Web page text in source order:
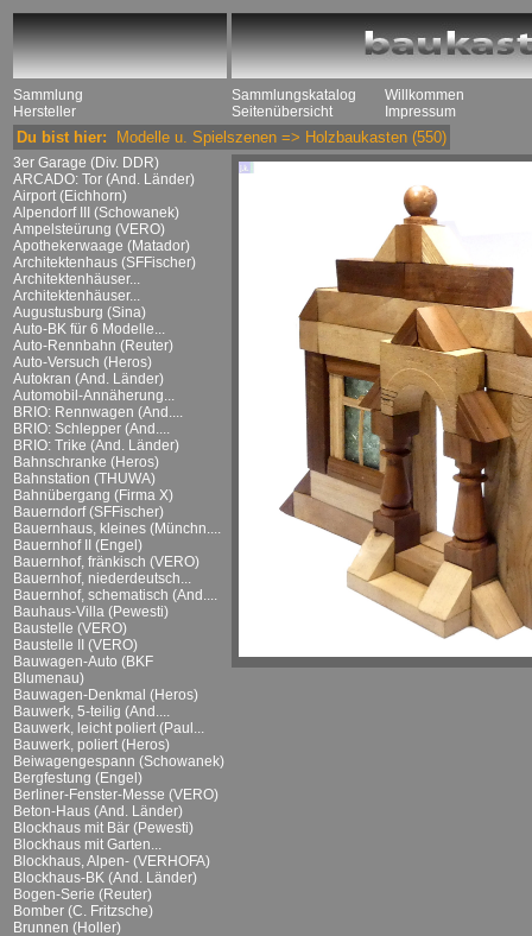
Sammlung
Hersteller
Sammlungskatalog
Seitenübersicht
Willkommen
Impressum
Du bist hier: Modelle u. Spielszenen => Holzbaukasten (550)
3er Garage (Div. DDR)
ARCADO: Tor (And. Länder)
Airport (Eichhorn)
Alpendorf III (Schowanek)
Ampelsteürung (VERO)
Apothekerwaage (Matador)
Architektenhaus (SFFischer)
Architektenhäuser...
Architektenhäuser...
Augustusburg (Sina)
Auto-BK für 6 Modelle...
Auto-Rennbahn (Reuter)
Auto-Versuch (Heros)
Autokran (And. Länder)
Automobil-Annäherung...
BRIO: Rennwagen (And....
BRIO: Schlepper (And....
BRIO: Trike (And. Länder)
Bahnschranke (Heros)
Bahnstation (THUWA)
Bahnübergang (Firma X)
Bauerndorf (SFFischer)
Bauernhaus, kleines (Münchn....
Bauernhof II (Engel)
Bauernhof, fränkisch (VERO)
Bauernhof, niederdeutsch...
Bauernhof, schematisch (And....
Bauhaus-Villa (Pewesti)
Baustelle (VERO)
Baustelle II (VERO)
Bauwagen-Auto (BKF
Blumenau)
Bauwagen-Denkmal (Heros)
Bauwerk, 5-teilig (And....
Bauwerk, leicht poliert (Paul...
Bauwerk, poliert (Heros)
Beiwagengespann (Schowanek)
Bergfestung (Engel)
Berliner-Fenster-Messe (VERO)
Beton-Haus (And. Länder)
Blockhaus mit Bär (Pewesti)
Blockhaus mit Garten...
Blockhaus, Alpen- (VERHOFA)
Blockhaus-BK (And. Länder)
Bogen-Serie (Reuter)
Bomber (C. Fritzsche)
Brunnen (Holler)